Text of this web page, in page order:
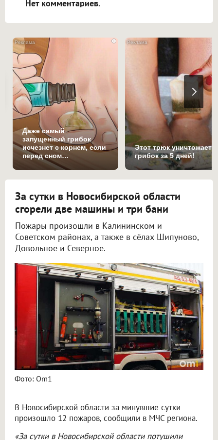
Нет комментариев.
i
Даже самый
запущенный грибок
исчезнет с корнем, если
перед сном…
Этот трюк уничтожает
грибок за 5 дней!
За сутки в Новосибирской области
сгорели две машины и три бани
Пожары произошли в Калининском и
Советском районах, а также в сёлах Шипуново,
Довольное и Северное.
Фото: Om1
В Новосибирской области за минувшие сутки
произошло 12 пожаров, сообщили в МЧС региона.
«За сутки в Новосибирской области потушили